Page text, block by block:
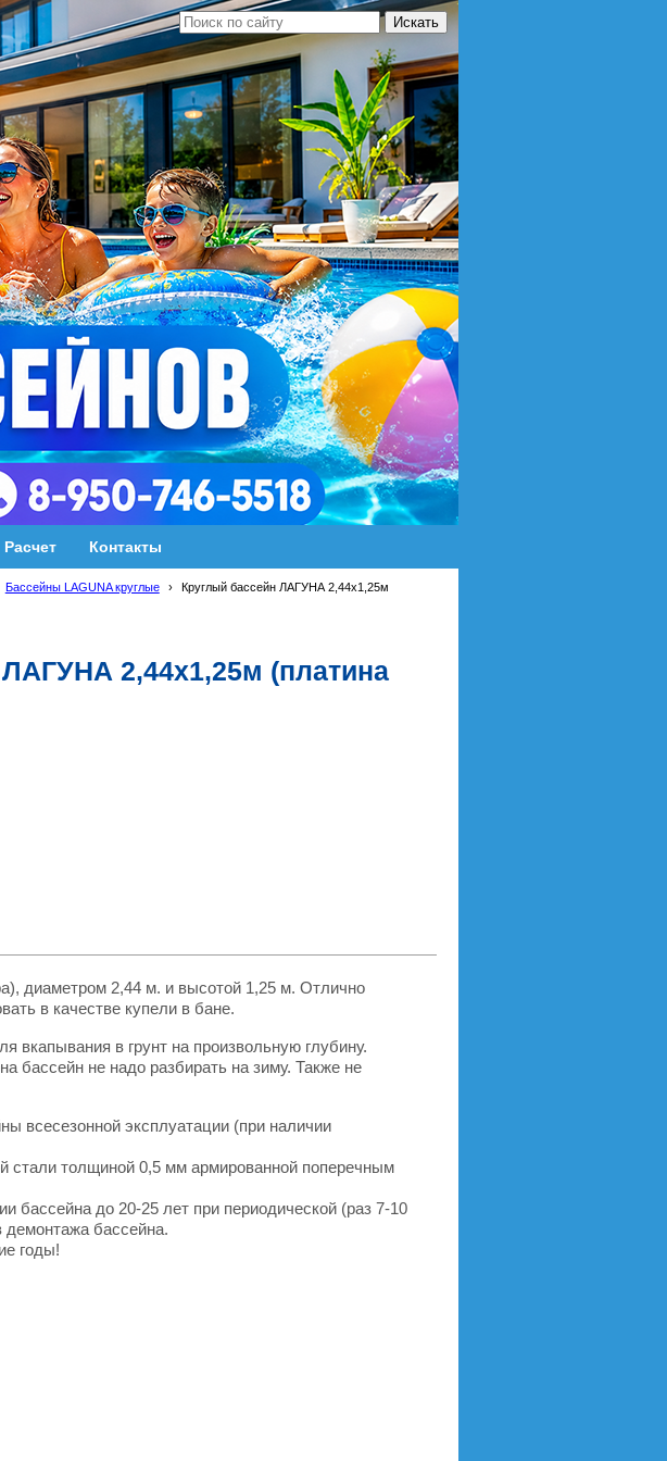
Расчет Контакты
Бассейны LAGUNA круглые ›
Круглый бассейн ЛАГУНА 2,44х1,25м
2,44х1,25м (платина
диаметром 2,44 м. и высотой 1,25 м. Отлично
в качестве купели в бане.
в грунт на произвольную глубину.
бассейн не надо разбирать на зиму. Также не
всесезонной эксплуатации (при наличии
стали толщиной 0,5 мм армированной поперечным
бассейна до 20-25 лет при периодической (раз 7-10
демонтажа бассейна.
годы!